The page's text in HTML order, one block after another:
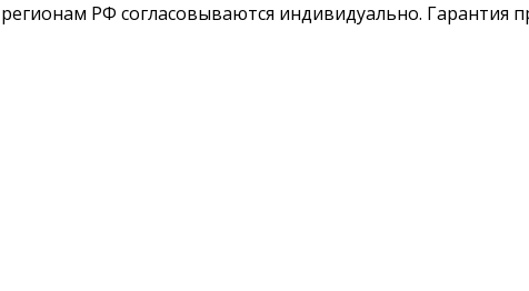
регионам РФ согласовываются индивидуально. Гарантия